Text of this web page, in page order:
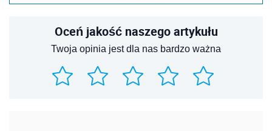
Oceń jakość naszego artykułu
Twoja opinia jest dla nas bardzo ważna